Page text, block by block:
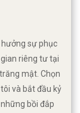
hưởng sự phục
riêng tư tại
mật. Chọn
và bắt đầu kỷ
bồi đắp